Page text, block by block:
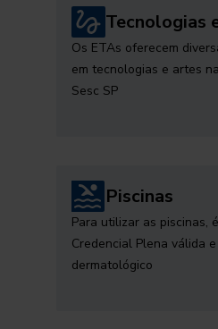
Tecnologias
Os ETAs oferecem
em tecnologias e artes
Sesc SP
Piscinas
Para utilizar as piscinas,
Credencial Plena válida
dermatológico